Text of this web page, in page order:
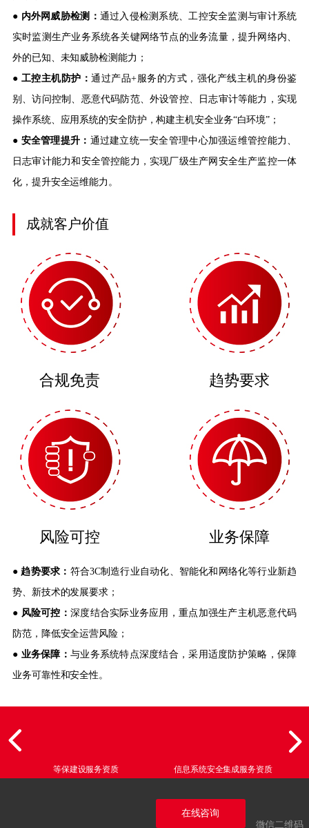
● 内外网威胁检测： 通过入侵检测系统、工控安全监测与审计系统
实时监测生产业务系统各关键网络节点的业务流量，提升网络内、
外的已知、未知威胁检测能力；
● 工控主机防护：通过产品+服务的方式，强化产线主机的身份鉴
别、访问控制、恶意代码防范、外设管控、日志审计等能力，实现
操作系统、应用系统的安全防护，构建主机安全业务“白环境”；
● 安全管理提升： 通过建立统一安全管理中心加强运维管控能力、
日志审计能力和安全管控能力，实现厂级生产网安全生产监控一体
化，提升安全运维能力。
成就客户价值
合规免责 趋势要求
风险可控 业务保障
● 趋势要求： 符合3C制造行业自动化、智能化和网络化等行业新趋
势、新技术的发展要求；
● 风险可控： 深度结合实际业务应用，重点加强生产主机恶意代码
防范，降低安全运营风险；
● 业务保障： 与业务系统特点深度结合，采用适度防护策略，保障
业务可靠性和安全性。
等保建设服务资质 信息系统安全集成服务资质
微信二维码
在线咨询